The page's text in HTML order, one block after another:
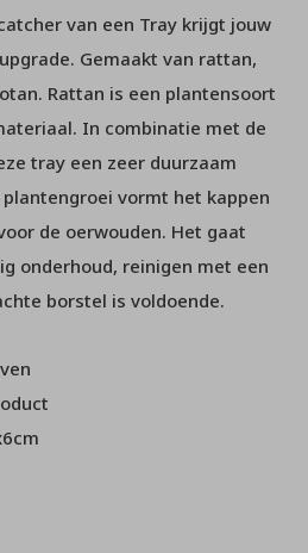
van een Tray krijgt jouw
Gemaakt van rattan,
Rattan is een plantensoort
In combinatie met de
tray een zeer duurzaam
vormt het kappen
de oerwouden. Het gaat
onderhoud, reinigen met een
borstel is voldoende.